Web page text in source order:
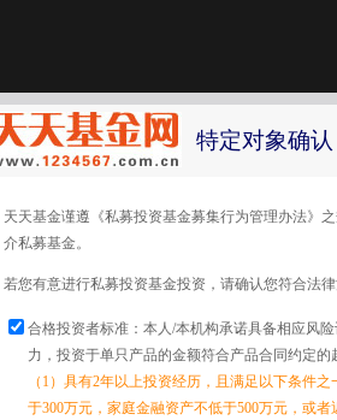
特定对象确认
天天基金谨遵《私募投资基金募集行为管理办法》
介私募基金。
若您有意进行私募投资基金投资，请确认您符合法
合格投资者标准：本人/本机构承诺具备相应风
力，投资于单只产品的金额符合产品合同约定的
（1）具有2年以上投资经历，且满足以下条件
于300万元，家庭金融资产不低于500万元，或